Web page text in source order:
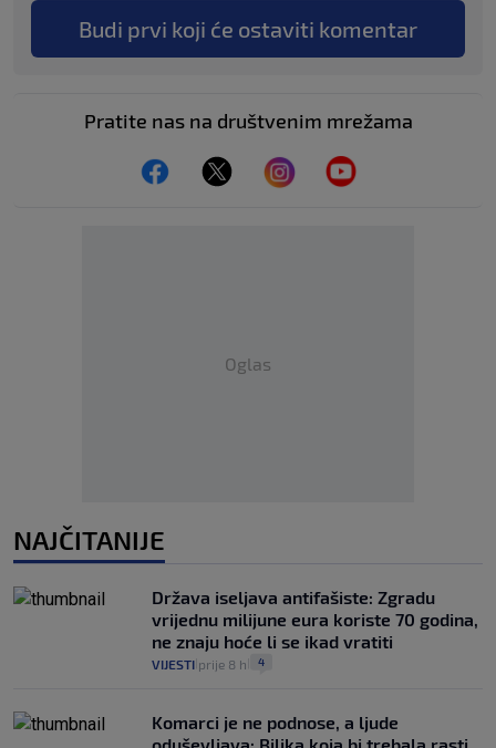
Budi prvi koji će ostaviti komentar
Pratite nas na društvenim mrežama
Oglas
NAJČITANIJE
Država iseljava antifašiste: Zgradu
vrijednu milijune eura koriste 70 godina,
ne znaju hoće li se ikad vratiti
VIJESTI prije 8 h 4
Komarci je ne podnose, a ljude